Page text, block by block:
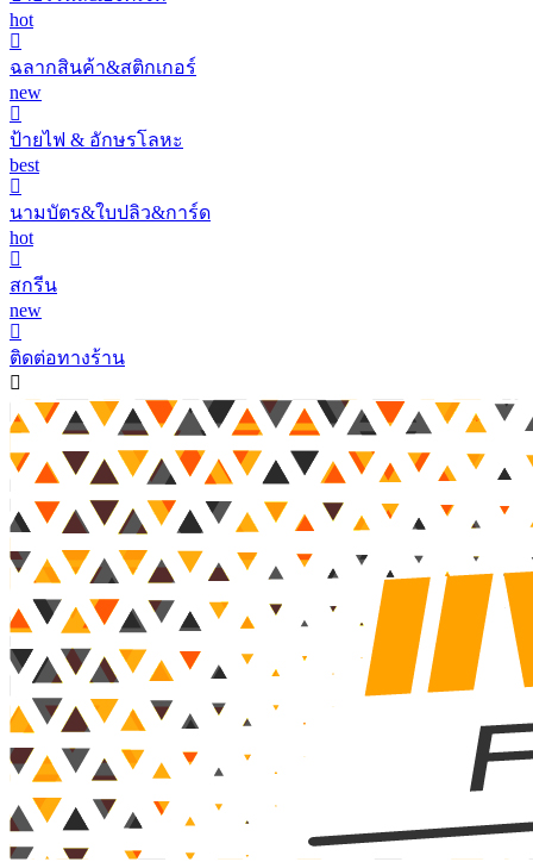
hot
ฉลากสินค้า&สติกเกอร์
new
ป้ายไฟ & อักษรโลหะ
best
นามบัตร&ใบปลิว&การ์ด
hot
สกรีน
new
ติดต่อทางร้าน